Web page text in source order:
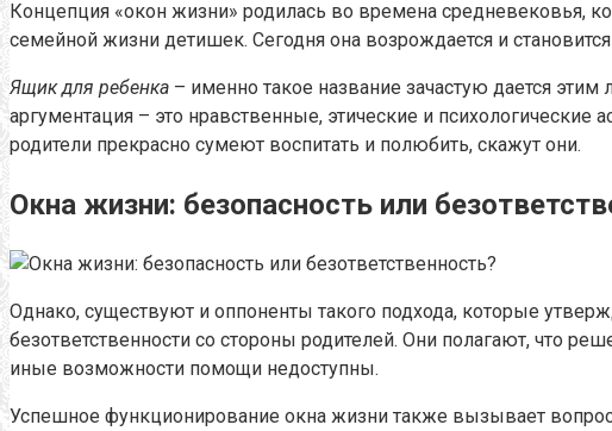
Концепция «окон жизни» родилась во времена средневековья,
семейной жизни детишек. Сегодня она возрождается и
Ящик для ребенка – именно такое название зачастую дается
аргументация – это нравственные, этические и
родители прекрасно сумеют воспитать и полюбить, скажут они.
Окна жизни: безопасность или
Однако, существуют и оппоненты такого подхода, которые
безответственности со стороны родителей. Они полагают, что
иные возможности помощи недоступны.
Успешное функционирование окна жизни также вызывает